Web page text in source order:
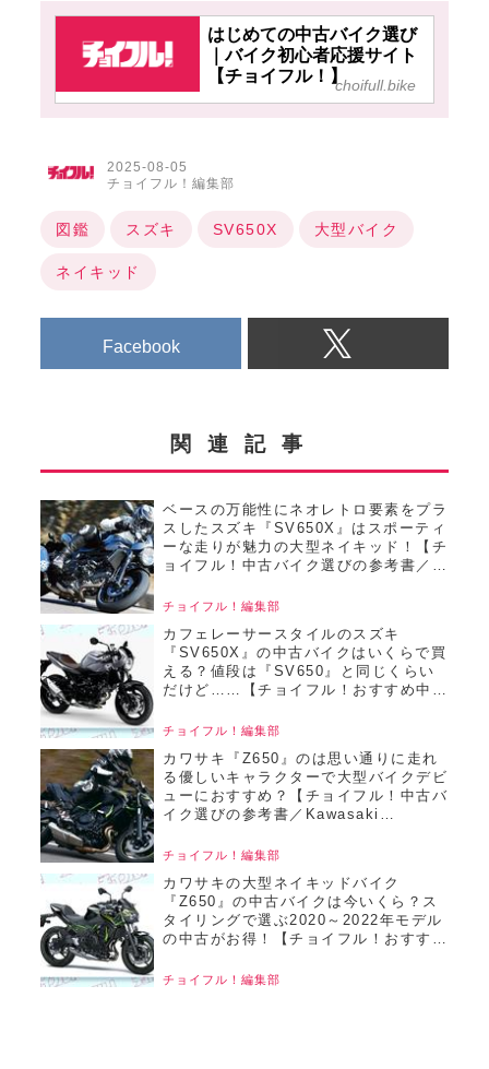
はじめての中古バイク選び
｜バイク初心者応援サイト
【チョイフル！】choifull.bike
2025-08-05
チョイフル！編集部
図鑑 スズキ SV650X 大型バイク
ネイキッド
Facebook
関連記事
ベースの万能性にネオレトロ要素をプラ
スしたスズキ『SV650X』はスポーティ
ーな走りが魅力の大型ネイキッド！【チ
ョイフル！中古バイク選びの参考書／
チョイフル！編集部
カフェレーサースタイルのスズキ
『SV650X』の中古バイクはいくらで買
える？値段は『SV650』と同じくらい
だけど……【チョイフル！おすすめ中古
チョイフル！編集部
カワサキ『Z650』のは思い通りに走れ
る優しいキャラクターで大型バイクデビ
ューにおすすめ？【チョイフル！中古バ
イク選びの参考書／Kawasaki
チョイフル！編集部
カワサキの大型ネイキッドバイク
『Z650』の中古バイクは今いくら？ス
タイリングで選ぶ2020～2022年モデル
の中古がお得！【チョイフル！おすすめ
版】
チョイフル！編集部